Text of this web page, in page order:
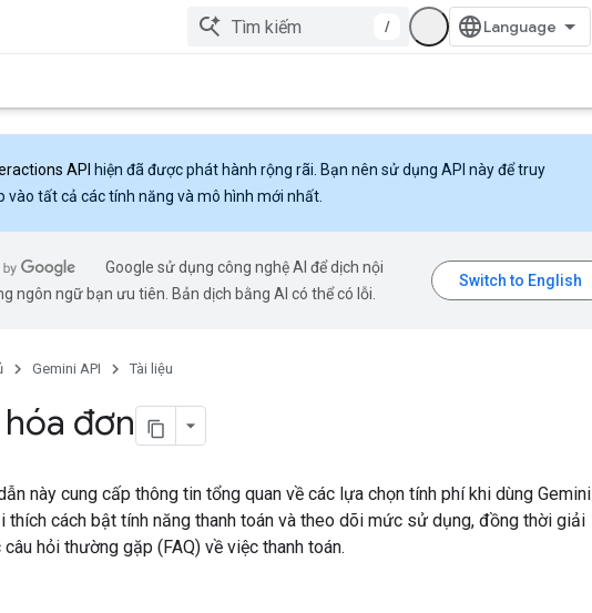
/
API hiện đã được phát hành rộng rãi. Bạn nên sử dụng API này để truy
vào tất cả các tính năng và mô hình mới nhất.
Google sử dụng công nghệ AI để dịch nội
ngôn ngữ bạn ưu tiên. Bản dịch bằng AI có thể có lỗi.
Gemini API Tài liệu
hóa đơn
này cung cấp thông tin tổng quan về các lựa chọn tính phí khi dùng Gemini
thích cách bật tính năng thanh toán và theo dõi mức sử dụng, đồng thời giải
hỏi thường gặp (FAQ) về việc thanh toán.